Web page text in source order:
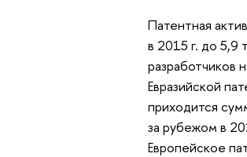
Патентная
в 2015 г. до 5,9
разработчиков
Евразийской
приходится
за рубежом в
Европейское